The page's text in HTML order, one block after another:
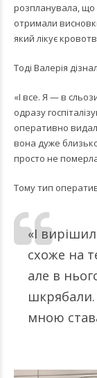
розпланувала, що
отримали
який лікує
Тоді Валерія
«І все. Я — в
одразу
оперативно
вона дуже
просто не померла
Тому тип
«І
схоже на
але в
шкрябали.
мною